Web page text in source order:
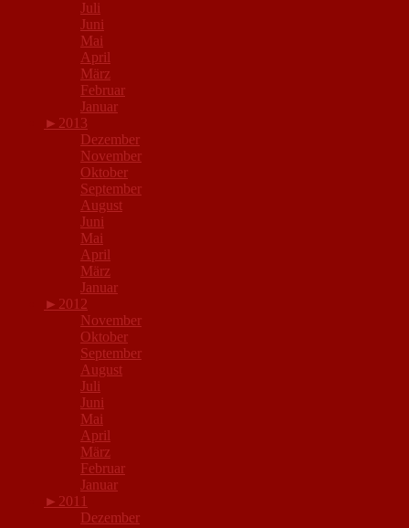
Juli
Juni
Mai
April
März
Februar
Januar
► 2013
Dezember
November
Oktober
September
August
Juni
Mai
April
März
Januar
► 2012
November
Oktober
September
August
Juli
Juni
Mai
April
März
Februar
Januar
► 2011
Dezember